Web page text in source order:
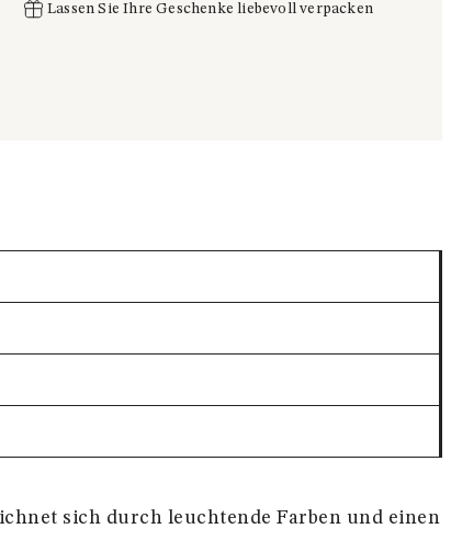
Lassen Sie Ihre Geschenke liebevoll verpacken
sich durch leuchtende Farben und einen